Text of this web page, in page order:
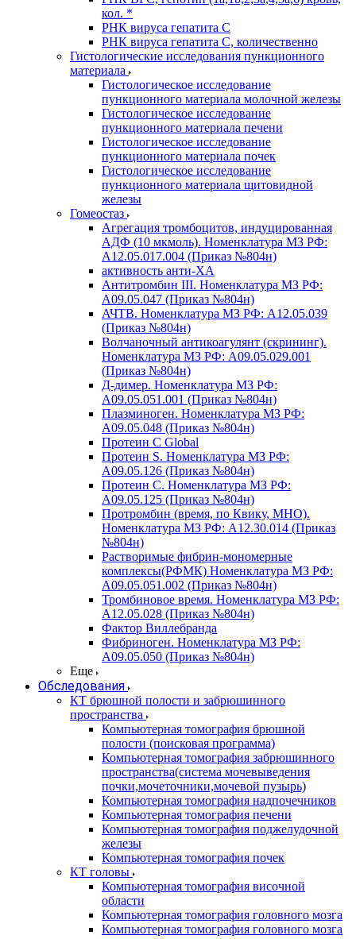
кол. *
РНК вируса гепатита C
РНК вируса гепатита C, количественно
Гистологические исследования пункционного
материала
Гистологическое исследование
пункционного материала молочной железы
Гистологическое исследование
пункционного материала печени
Гистологическое исследование
пункционного материала почек
Гистологическое исследование
пункционного материала щитовидной
железы
Гомеостаз
Агрегация тромбоцитов, индуцированная
АДФ (10 мкмоль). Номенклатура МЗ РФ:
A12.05.017.004 (Приказ №804н)
активность анти-ХА
Антитромбин III. Номенклатура МЗ РФ:
A09.05.047 (Приказ №804н)
АЧТВ. Номенклатура МЗ РФ: A12.05.039
(Приказ №804н)
Волчаночный антикоагулянт (скрининг).
Номенклатура МЗ РФ: A09.05.029.001
(Приказ №804н)
Д-димер. Номенклатура МЗ РФ:
A09.05.051.001 (Приказ №804н)
Плазминоген. Номенклатура МЗ РФ:
A09.05.048 (Приказ №804н)
Протеин C Global
Протеин S. Номенклатура МЗ РФ:
A09.05.126 (Приказ №804н)
Протеин С. Номенклатура МЗ РФ:
A09.05.125 (Приказ №804н)
Протромбин (время, по Квику, МНО).
Номенклатура МЗ РФ: A12.30.014 (Приказ
№804н)
Растворимые фибрин-мономерные
комплексы(РФМК) Номенклатура МЗ РФ:
A09.05.051.002 (Приказ №804н)
Тромбиновое время. Номенклатура МЗ РФ:
A12.05.028 (Приказ №804н)
Фактор Виллебранда
Фибриноген. Номенклатура МЗ РФ:
A09.05.050 (Приказ №804н)
Еще
Обследования
КТ брюшной полости и забрюшинного
пространства
Компьютерная томография брюшной
полости (поисковая программа)
Компьютерная томография забрюшинного
пространства(система мочевыведения
почки,мочеточники,мочевой пузырь)
Компьютерная томография надпочечников
Компьютерная томография печени
Компьютерная томография поджелудочной
железы
Компьютерная томография почек
КТ головы
Компьютерная томография височной
области
Компьютерная томография головного мозга
Компьютерная томография головного мозга